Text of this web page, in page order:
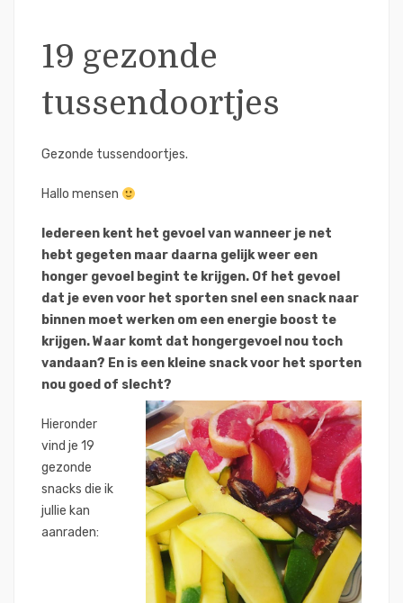
19 gezonde
tussendoortjes
Gezonde tussendoortjes.
Hallo mensen
Iedereen kent het gevoel van wanneer je net
hebt gegeten maar daarna gelijk weer een
honger gevoel begint te krijgen. Of het gevoel
dat je even voor het sporten snel een snack naar
binnen moet werken om een energie boost te
krijgen. Waar komt dat hongergevoel nou toch
vandaan? En is een kleine snack voor het sporten
nou goed of slecht?
Hieronder
vind je 19
gezonde
snacks die ik
jullie kan
aanraden: